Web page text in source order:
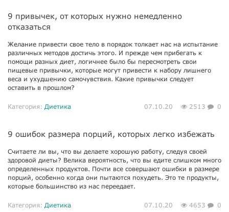
9 привычек, от которых нужно немедленно
отказаться
Желание привести свое тело в порядок толкает нас на испытание
различных методов достичь этого. И прежде чем прибегать к
помощи разных диет, логичнее было бы пересмотреть свои
пищевые привычки, которые могут привести к набору лишнего
веса и ухудшению самочувствия. Какие привычки следует
оставить в прошлом?
Категория: Диетика 07.10.20 2513 0
9 ошибок размера порций, которых легко избежать
Считаете ли вы, что вы делаете хорошую работу, следуя своей
здоровой диеты? Велика вероятность, что вы едите слишком много
определенных продуктов. Почти все совершают ошибки в размере
порций, особенно когда они пытаются похудеть. Это те продукты,
которые большинство из нас переедает.
Категория: Диетика 07.10.20 4653 0